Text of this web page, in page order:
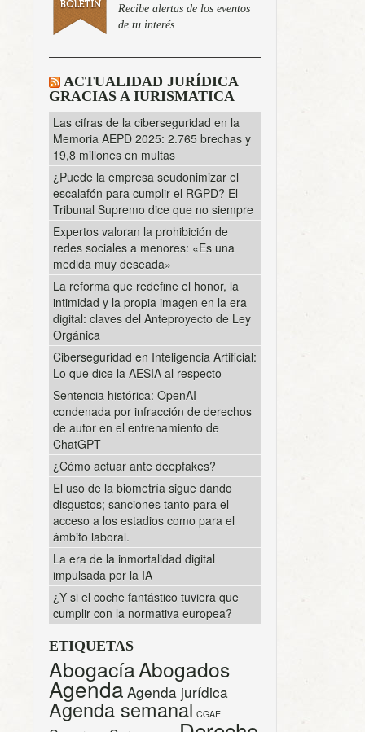
Recibe alertas de los eventos
de tu interés
ACTUALIDAD JURÍDICA
GRACIAS A IURISMATICA
Las cifras de la ciberseguridad en la
Memoria AEPD 2025: 2.765 brechas y
19,8 millones en multas
¿Puede la empresa seudonimizar el
escalafón para cumplir el RGPD? El
Tribunal Supremo dice que no siempre
Expertos valoran la prohibición de
redes sociales a menores: «Es una
medida muy deseada»
La reforma que redefine el honor, la
intimidad y la propia imagen en la era
digital: claves del Anteproyecto de Ley
Orgánica
Ciberseguridad en Inteligencia Artificial:
Lo que dice la AESIA al respecto
Sentencia histórica: OpenAI
condenada por infracción de derechos
de autor en el entrenamiento de
ChatGPT
¿Cómo actuar ante deepfakes?
El uso de la biometría sigue dando
disgustos; sanciones tanto para el
acceso a los estadios como para el
ámbito laboral.
La era de la inmortalidad digital
impulsada por la IA
¿Y si el coche fantástico tuviera que
cumplir con la normativa europea?
ETIQUETAS
AbogacíaAbogados
Agenda Agenda jurídica
Agenda semanal CGAE